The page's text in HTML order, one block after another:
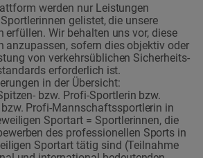
werden nur Leistungen
gelistet, die unsere
erfüllen. Wir behalten uns vor, diese
anzupassen, sofern dies objektiv oder
von verkehrsüblichen Sicherheits-
erforderlich ist.
in der Übersicht:
bzw. Profi-Sportlerin bzw.
Profi-Mannschaftssportlerin in
Sportart = Sportlerinnen, die
des professionellen Sports in
Sportart tätig sind (Teilnahme